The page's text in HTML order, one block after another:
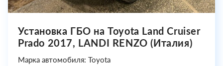
Установка ГБО на Toyota Land Cruiser
Prado 2017, LANDI RENZO (Италия)
Марка автомобиля: Toyota